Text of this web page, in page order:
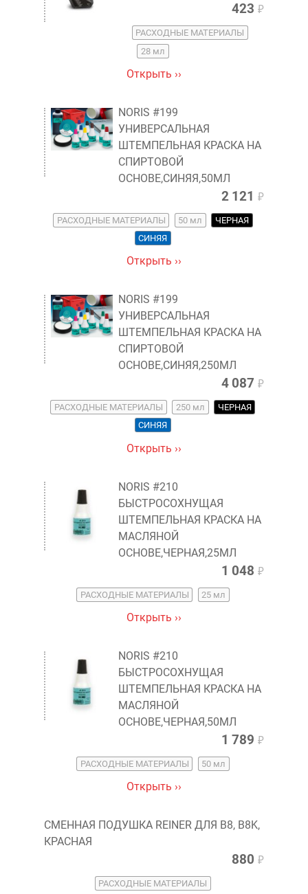
423 ₽
РАСХОДНЫЕ МАТЕРИАЛЫ
28 мл
Открыть ››
NORIS #199
УНИВЕРСАЛЬНАЯ
ШТЕМПЕЛЬНАЯ КРАСКА НА
СПИРТОВОЙ
ОСНОВЕ,СИНЯЯ,50МЛ
2 121 ₽
РАСХОДНЫЕ МАТЕРИАЛЫ 50 мл
ЧЕРНАЯ
СИНЯЯ
Открыть ››
NORIS #199
УНИВЕРСАЛЬНАЯ
ШТЕМПЕЛЬНАЯ КРАСКА НА
СПИРТОВОЙ
ОСНОВЕ,СИНЯЯ,250МЛ
4 087 ₽
РАСХОДНЫЕ МАТЕРИАЛЫ 250 мл
ЧЕРНАЯ
СИНЯЯ
Открыть ››
NORIS #210
БЫСТРОСОХНУЩАЯ
ШТЕМПЕЛЬНАЯ КРАСКА НА
МАСЛЯНОЙ
ОСНОВЕ,ЧЕРНАЯ,25МЛ
1 048 ₽
РАСХОДНЫЕ МАТЕРИАЛЫ 25 мл
Открыть ››
NORIS #210
БЫСТРОСОХНУЩАЯ
ШТЕМПЕЛЬНАЯ КРАСКА НА
МАСЛЯНОЙ
ОСНОВЕ,ЧЕРНАЯ,50МЛ
1 789 ₽
РАСХОДНЫЕ МАТЕРИАЛЫ 50 мл
Открыть ››
СМЕННАЯ ПОДУШКА REINER ДЛЯ B8, B8K,
КРАСНАЯ
880 ₽
РАСХОДНЫЕ МАТЕРИАЛЫ